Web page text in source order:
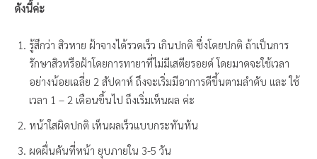
ดังนี้ค่ะ
รู้สึกว่า สิวหาย ฝ้าจางได้รวดเร็ว เกินปกติ ซึ่งโดยปกติ ถ้าเป็นการ
รักษาสิวหรือฝ้าโดยการทายาที่ไม่มีเสตียรอยด์ โดยมาดจะใช้เวลา
อย่างน้อยเฉลี่ย 2 สัปดาห์ ถึงจะเริ่มมีอาการดีขึ้นตามลำดับ และ ใช้
เวลา 1 – 2 เดือนขึ้นไป ถึงเริ่มเห็นผล ค่ะ
หน้าใสผิดปกติ เห็นผลเร็วแบบกระทันหัน
ผดผื่นคันที่หน้า ยุบภายใน 3-5 วัน